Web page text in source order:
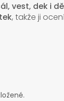
vest, dek i
, takže ji